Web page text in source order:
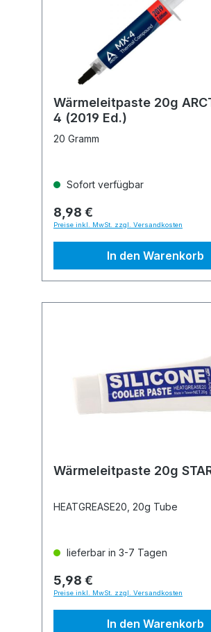
Wärmeleitpaste 20g
4 (2019 Ed.)
20 Gramm
Sofort verfügbar
8,98 €
Preise inkl. MwSt. zzgl. Versandkosten
In den Warenkorb
Wärmeleitpaste 20g
HEATGREASE20, 20g Tube
lieferbar in 3-7 Tagen
5,98 €
Preise inkl. MwSt. zzgl. Versandkosten
In den Warenkorb